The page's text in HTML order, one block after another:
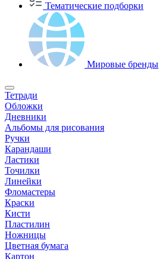
Тематические подборки
Мировые бренды
Тетради
Обложки
Дневники
Альбомы для рисования
Ручки
Карандаши
Ластики
Точилки
Линейки
Фломастеры
Краски
Кисти
Пластилин
Ножницы
Цветная бумага
Картон